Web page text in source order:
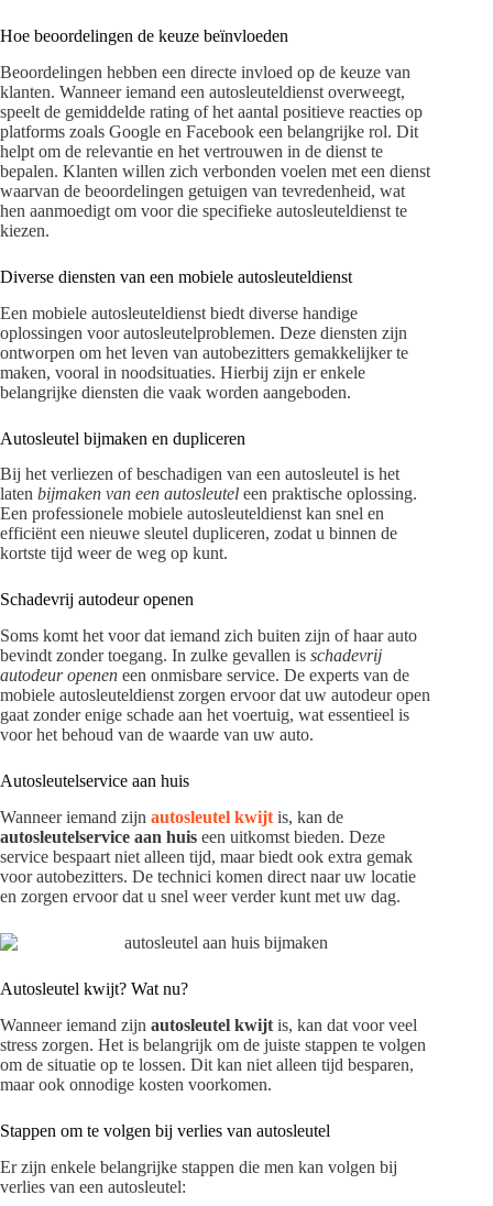
Hoe beoordelingen de keuze beïnvloeden
Beoordelingen hebben een directe invloed op de keuze van
klanten. Wanneer iemand een autosleuteldienst overweegt,
speelt de gemiddelde rating of het aantal positieve reacties op
platforms zoals Google en Facebook een belangrijke rol. Dit
helpt om de relevantie en het vertrouwen in de dienst te
bepalen. Klanten willen zich verbonden voelen met een dienst
waarvan de beoordelingen getuigen van tevredenheid, wat
hen aanmoedigt om voor die specifieke autosleuteldienst te
kiezen.
Diverse diensten van een mobiele autosleuteldienst
Een mobiele autosleuteldienst biedt diverse handige
oplossingen voor autosleutelproblemen. Deze diensten zijn
ontworpen om het leven van autobezitters gemakkelijker te
maken, vooral in noodsituaties. Hierbij zijn er enkele
belangrijke diensten die vaak worden aangeboden.
Autosleutel bijmaken en dupliceren
Bij het verliezen of beschadigen van een autosleutel is het
laten bijmaken van een autosleutel een praktische oplossing.
Een professionele mobiele autosleuteldienst kan snel en
efficiënt een nieuwe sleutel dupliceren, zodat u binnen de
kortste tijd weer de weg op kunt.
Schadevrij autodeur openen
Soms komt het voor dat iemand zich buiten zijn of haar auto
bevindt zonder toegang. In zulke gevallen is schadevrij
autodeur openen een onmisbare service. De experts van de
mobiele autosleuteldienst zorgen ervoor dat uw autodeur open
gaat zonder enige schade aan het voertuig, wat essentieel is
voor het behoud van de waarde van uw auto.
Autosleutelservice aan huis
Wanneer iemand zijn autosleutel kwijt is, kan de
autosleutelservice aan huis een uitkomst bieden. Deze
service bespaart niet alleen tijd, maar biedt ook extra gemak
voor autobezitters. De technici komen direct naar uw locatie
en zorgen ervoor dat u snel weer verder kunt met uw dag.
Autosleutel kwijt? Wat nu?
Wanneer iemand zijn autosleutel kwijt is, kan dat voor veel
stress zorgen. Het is belangrijk om de juiste stappen te volgen
om de situatie op te lossen. Dit kan niet alleen tijd besparen,
maar ook onnodige kosten voorkomen.
Stappen om te volgen bij verlies van autosleutel
Er zijn enkele belangrijke stappen die men kan volgen bij
verlies van een autosleutel: